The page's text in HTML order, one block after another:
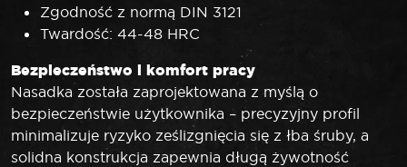
Zgodność z normą DIN 3121
Twardość: 44-48 HRC
Bezpieczeństwo i komfort pracy
Nasadka została zaprojektowana z myślą o
bezpieczeństwie użytkownika – precyzyjny profil
minimalizuje ryzyko ześlizgnięcia się z łba śruby, a
solidna konstrukcja zapewnia długą żywotność